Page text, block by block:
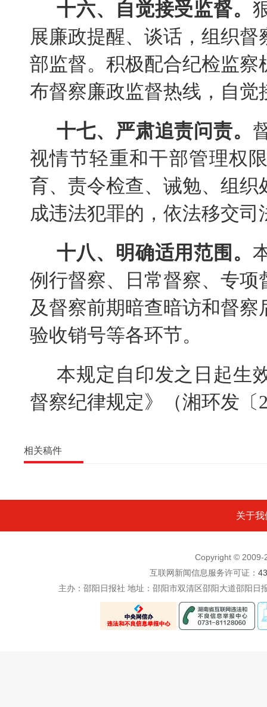
十六、自觉接受监督。
展廉政提醒、谈话，组织
部监督。积极配合纪检监
布督察廉政监督热线，自
十七、严肃追责问责。
视情节轻重和干部管理权
育、责令检查、诫勉、组
成违法犯罪的，依法移交
十八、明确适用范围。
例行督察、日常督察、专
及督察前期暗查暗访和督
验收销号等各环节。
本规定自印发之日起生
督察纪律规定》（湘环发〔
相关稿件
关于我
Copyright © 2009-
互联网新闻信息服务许可证：
主办：邵阳日报社 地址：邵阳市双清区邵阳大道邵阳